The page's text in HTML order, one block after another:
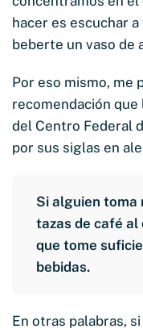
hacer es escuchar
beberte un vaso de
Por eso mismo, me
recomendación
del Centro Federal
por sus siglas en
Si alguien toma
tazas de café al
que tome
bebidas.
En otras palabras,